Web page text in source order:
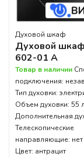
Духовой шкаф
Духовой
602-01 А
Товар в наличии
подключения:
Тип духовки:
Объем духовки: 55 л
Дополнительная
Телескопические
направляющие: нет
Цвет: антрацит